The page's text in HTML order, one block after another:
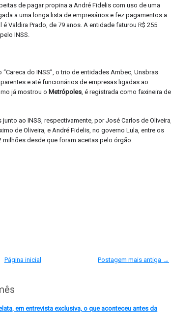
de pagar propina a André Fidelis com uso de uma
a uma longa lista de empresários e fez pagamentos a
Valdira Prado, de 79 anos. A entidade faturou R$ 255
INSS.
do INSS”, o trio de entidades Ambec, Unsbras
e até funcionários de empresas ligadas ao
já mostrou o Metrópoles , é registrada como faxineira de
ao INSS, respectivamente, por José Carlos de Oliveira,
de Oliveira, e André Fidelis, no governo Lula, entre os
milhões desde que foram aceitas pelo órgão.
Postagem mais antiga →
Página inicial
em entrevista exclusiva, o que aconteceu antes da